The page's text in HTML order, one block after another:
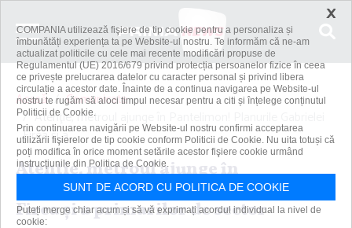
Acasă
Comunicate
Atenţie, metroul ajunge în Pantelimon! Planurile Gabrielei
Firea şi a...
Atenţie, metroul ajunge în
Pantelimon! Planurile Gabrielei
Firea şi a primarilor de sector
×
COMPANIA utilizează fişiere de tip cookie pentru a personaliza și
îmbunătăți experiența ta pe Website-ul nostru. Te informăm că ne-am
actualizat politicile cu cele mai recente modificări propuse de
Regulamentul (UE) 2016/679 privind protecția persoanelor fizice în ceea
ce privește prelucrarea datelor cu caracter personal și privind libera
circulație a acestor date. Înainte de a continua navigarea pe Website-ul
nostru te rugăm să aloci timpul necesar pentru a citi și înțelege conținutul
Politicii de Cookie.
Prin continuarea navigării pe Website-ul nostru confirmi acceptarea
utilizării fişierelor de tip cookie conform Politicii de Cookie. Nu uita totuși că
poți modifica în orice moment setările acestor fişiere cookie urmând
instrucțiunile din Politica de Cookie.
SUNT DE ACORD CU POLITICA DE COOKIE
Puteți merge chiar acum și să vă exprimați acordul individual la nivel de
cookie: